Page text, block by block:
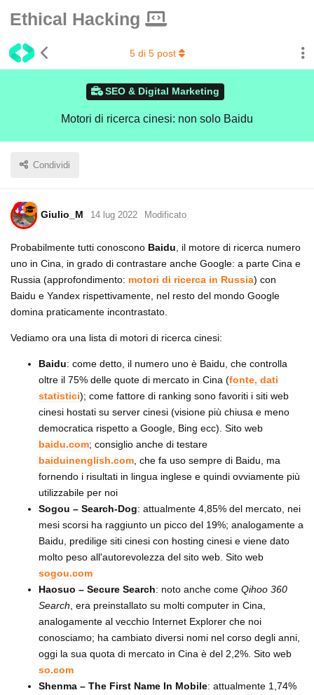
Ethical Hacking
SEO & Digital Marketing
Motori di ricerca cinesi: non solo Baidu
Condividi
5di 5post
Giulio_M 14 lug 2022 Modificato
Probabilmente tutti conoscono Baidu , il motore di ricerca numero
uno in Cina, in grado di contrastare anche Google: a parte Cina e
Russia (approfondimento: motori di ricerca in Russia) con
Baidu e Yandex rispettivamente, nel resto del mondo Google
domina praticamente incontrastato.
Vediamo ora una lista di motori di ricerca cinesi:
Baidu: come detto, il numero uno è Baidu, che controlla
oltre il 75% delle quote di mercato in Cina (fonte, dati
statistici); come fattore di ranking sono favoriti i siti web
cinesi hostati su server cinesi (visione più chiusa e meno
democratica rispetto a Google, Bing ecc). Sito web
baidu.com; consiglio anche di testare
baiduinenglish.com , che fa uso sempre di Baidu, ma
fornendo i risultati in lingua inglese e quindi ovviamente più
utilizzabile per noi
Sogou – Search-Dog: attualmente 4,85% del mercato, nei
mesi scorsi ha raggiunto un picco del 19%; analogamente a
Baidu, predilige siti cinesi con hosting cinesi e viene dato
molto peso all'autorevolezza del sito web. Sito web
sogou.com
Haosuo – Secure Search: noto anche come Qihoo 360
Search , era preinstallato su molti computer in Cina,
analogamente al vecchio Internet Explorer che noi
conosciamo; ha cambiato diversi nomi nel corso degli anni,
oggi la sua quota di mercato in Cina è del 2,2%. Sito web
so.com
Shenma – The First Name In Mobile: attualmente 1,74%